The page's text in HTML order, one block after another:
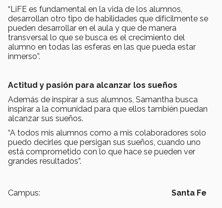
“LiFE es fundamental en la vida de los alumnos,
desarrollan otro tipo de habilidades que difícilmente se
pueden desarrollar en el aula y que de manera
transversal lo que se busca es el crecimiento del
alumno en todas las esferas en las que pueda estar
inmerso”.
Actitud y pasión para alcanzar los sueños
Además de inspirar a sus alumnos, Samantha busca
inspirar a la comunidad para que ellos también puedan
alcanzar sus sueños.
“A todos mis alumnos como a mis colaboradores solo
puedo decirles que persigan sus sueños, cuando uno
está comprometido con lo que hace se pueden ver
grandes resultados”.
Campus: Santa Fe